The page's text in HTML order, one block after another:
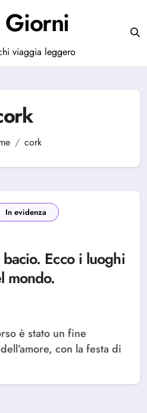
Giorni
viaggia leggero
cork
In evidenza
Ecco i luoghi
mondo.
con la festa di